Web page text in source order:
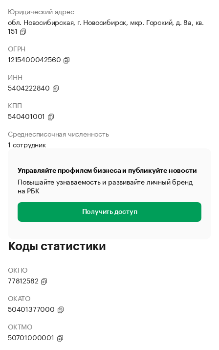
Юридический адрес
обл. Новосибирская, г. Новосибирск, мкр. Горский, д. 8а, кв.
151
ОГРН
1215400042560
ИНН
5404222840
КПП
540401001
Среднесписочная численность
1 сотрудник
Управляйте профилем бизнеса и публикуйте новости
Повышайте узнаваемость и развивайте личный бренд
на РБК
Получить доступ
Коды статистики
ОКПО
77812582
ОКАТО
50401377000
ОКТМО
50701000001